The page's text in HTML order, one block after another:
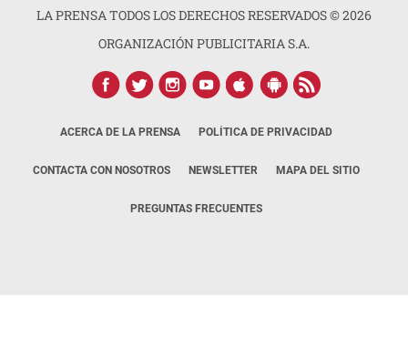
LA PRENSA TODOS LOS DERECHOS RESERVADOS ©2026
ORGANIZACIÓN PUBLICITARIA S.A.
ACERCA DE LA PRENSA POLÍTICA DE PRIVACIDAD
CONTACTA CON NOSOTROS NEWSLETTER MAPA DEL SITIO
PREGUNTAS FRECUENTES